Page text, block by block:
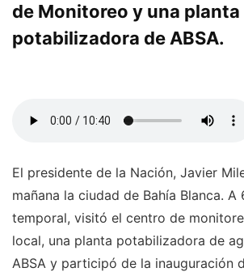
de Monitoreo y una planta
potabilizadora de ABSA.
El presidente de la Nación, Javier
mañana la ciudad de Bahía Blanca. A
temporal, visitó el centro de
local, una planta potabilizadora de
ABSA y participó de la inauguración